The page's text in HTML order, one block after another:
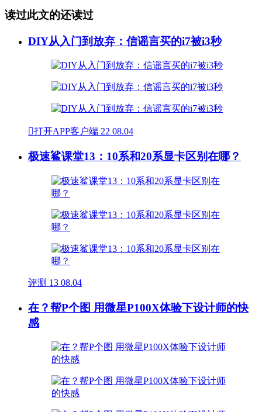
读过此文的还读过
DIY从入门到放弃：信谣言买的i7被i3秒
打开APP客户端 22 08.04
极速鲨课堂13：10系和20系显卡区别在哪？
评测 13 08.04
在？帮P个图 用微星P100X体验下设计师的快
感